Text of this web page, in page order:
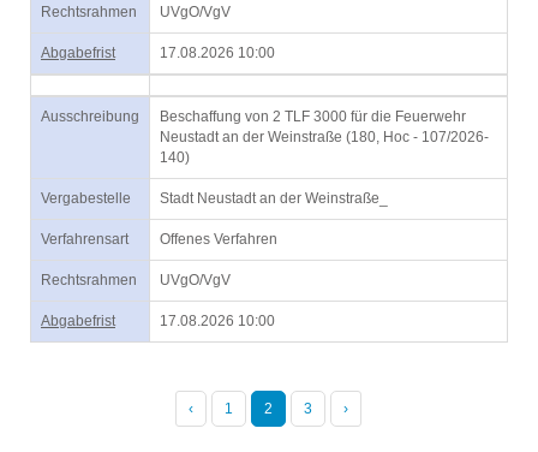
Rechtsrahmen UVgO/VgV
Abgabefrist 17.08.2026 10:00
Ausschreibung
Beschaffung von 2 TLF 3000 für die Feuerwehr
Neustadt an der Weinstraße (180, Hoc - 107/2026-
140)
Vergabestelle Stadt Neustadt an der Weinstraße_
Verfahrensart Offenes Verfahren
Rechtsrahmen UVgO/VgV
Abgabefrist 17.08.2026 10:00
‹ 1 2 3 ›